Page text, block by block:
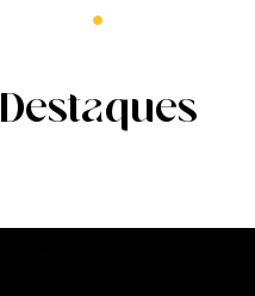
Destaques